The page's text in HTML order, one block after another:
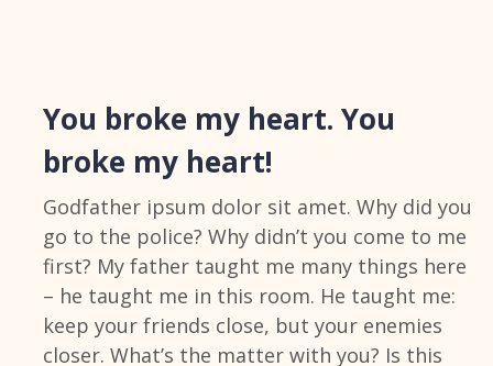
You broke my heart. You
broke my heart!
Godfather ipsum dolor sit amet. Why did you
go to the police? Why didn’t you come to me
first? My father taught me many things here
– he taught me in this room. He taught me:
keep your friends close, but your enemies
closer. What’s the matter with you? Is this